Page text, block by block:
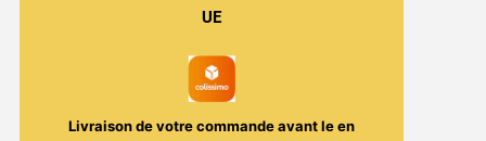
UE
Livraison de votre commande avant leen